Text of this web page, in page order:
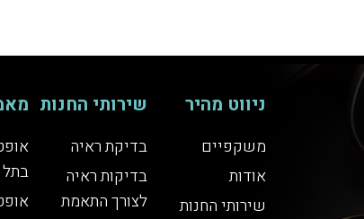
ניווט מהיר
משקפיים
אודות
שירותי החנות
שירותי החנות
בדיקת ראיה
בדיקות ראיה
לצורך התאמת